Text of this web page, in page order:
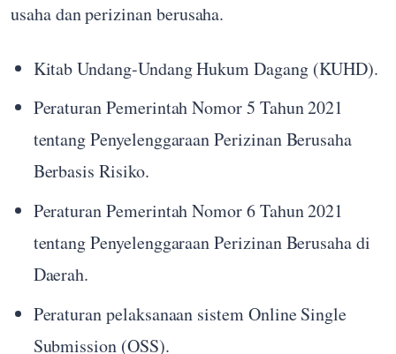
usaha dan perizinan berusaha.
Kitab Undang-Undang Hukum Dagang (KUHD).
Peraturan Pemerintah Nomor 5 Tahun 2021
tentang Penyelenggaraan Perizinan Berusaha
Berbasis Risiko.
Peraturan Pemerintah Nomor 6 Tahun 2021
tentang Penyelenggaraan Perizinan Berusaha di
Daerah.
Peraturan pelaksanaan sistem Online Single
Submission (OSS).